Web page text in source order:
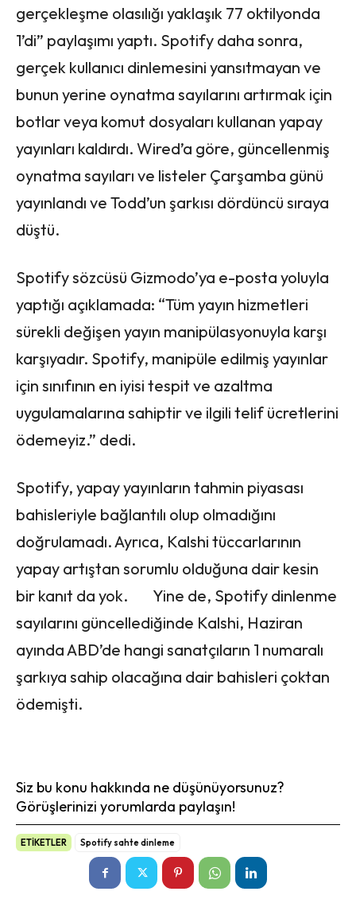
gerçekleşme olasılığı yaklaşık 77 oktilyonda
1’di” paylaşımı yaptı. Spotify daha sonra,
gerçek kullanıcı dinlemesini yansıtmayan ve
bunun yerine oynatma sayılarını artırmak için
botlar veya komut dosyaları kullanan yapay
yayınları kaldırdı. Wired’a göre, güncellenmiş
oynatma sayıları ve listeler Çarşamba günü
yayınlandı ve Todd’un şarkısı dördüncü sıraya
düştü.
Spotify sözcüsü Gizmodo’ya e-posta yoluyla
yaptığı açıklamada: “Tüm yayın hizmetleri
sürekli değişen yayın manipülasyonuyla karşı
karşıyadır. Spotify, manipüle edilmiş yayınlar
için sınıfının en iyisi tespit ve azaltma
uygulamalarına sahiptir ve ilgili telif ücretlerini
ödemeyiz.” dedi.
Spotify, yapay yayınların tahmin piyasası
bahisleriyle bağlantılı olup olmadığını
doğrulamadı. Ayrıca, Kalshi tüccarlarının
yapay artıştan sorumlu olduğuna dair kesin
bir kanıt da yok. Yine de, Spotify dinlenme
sayılarını güncellediğinde Kalshi, Haziran
ayında ABD’de hangi sanatçıların 1 numaralı
şarkıya sahip olacağına dair bahisleri çoktan
ödemişti.
Siz bu konu hakkında ne düşünüyorsunuz?
Görüşlerinizi yorumlarda paylaşın!
ETİKETLER Spotify sahte dinleme